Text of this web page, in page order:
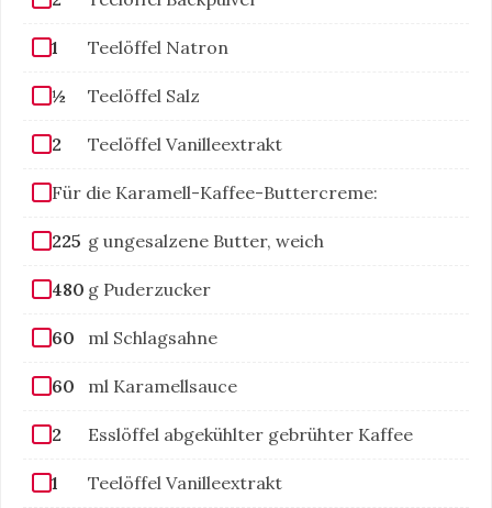
1 Teelöffel Natron
½ Teelöffel Salz
2 Teelöffel Vanilleextrakt
Für die Karamell-Kaffee-Buttercreme:
225 g ungesalzene Butter, weich
480 g Puderzucker
60 ml Schlagsahne
60 ml Karamellsauce
2 Esslöffel abgekühlter gebrühter Kaffee
1 Teelöffel Vanilleextrakt